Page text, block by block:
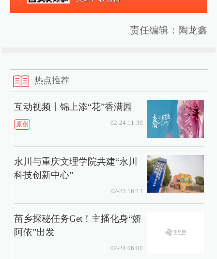
责任编辑：陶龙鑫
热点推荐
互动视频丨锦上添“花”香满园
原创 02-24 11:30
永川与重庆文理学院共建“永川
科技创新中心”
02-23 16:11
苗乡探秘任务Get！主播化身“娇
阿依”出发
02-24 06:00